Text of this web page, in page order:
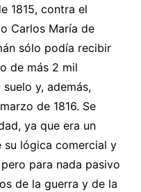
1815, contra el
Carlos María de
sólo podía recibir
de más 2 mil
y, además,
de 1816. Se
ya que era un
su lógica comercial y
para nada pasivo
de la guerra y de la